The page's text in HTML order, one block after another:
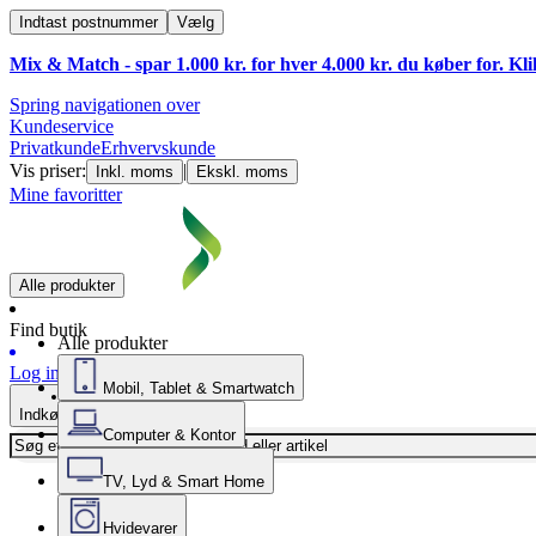
Indtast postnummer Vælg
Mix & Match - spar 1.000 kr. for hver 4.000 kr. du køber for.
Spring navigationen over
Kundeservice
PrivatkundeErhvervskunde
Vis priser:
Inkl. moms | Ekskl. moms
Mine favoritter
Alle produkter
Find butik
Log ind
Indkøbskurv
Alle produkter
Mobil, Tablet & Smartwatch
Computer & Kontor
TV, Lyd & Smart Home
Hvidevarer